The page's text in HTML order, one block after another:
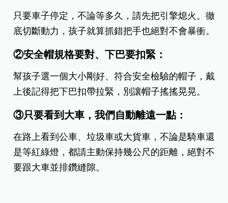
只要車子停定，不論等多久，請先把引擎熄火。徹
底切斷動力，孩子就算抓錯把手也絕對不會暴衝。
②安全帽規格要對、下巴要扣緊：
幫孩子選一個大小剛好、符合安全檢驗的帽子，戴
上後記得把下巴扣帶拉緊，別讓帽子搖搖晃晃。
③只要看到大車，我們自動離遠一點：
在路上看到公車、垃圾車或大貨車，不論是騎車還
是等紅綠燈，都請主動保持幾公尺的距離，絕對不
要跟大車並排鑽縫隙。